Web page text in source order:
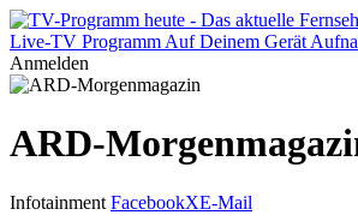
Live-TV Programm Auf Deinem Gerät
Anmelden
ARD-
Infotainment FacebookXE-Mail